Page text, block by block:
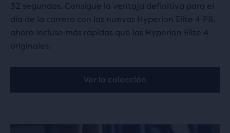
32 segundos. Consigue la ventaja definitiva para el
día de la carrera con las nuevas Hyperion Elite 4 PB,
ahora incluso más rápidas que las Hyperion Elite 4
originales.
Ver la colección